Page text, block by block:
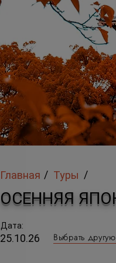
Главная / Туры /
ОСЕННЯЯ
Дата:
25.10.26 Выбрать